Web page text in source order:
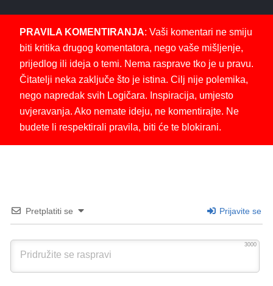
PRAVILA KOMENTIRANJA: Vaši komentari ne smiju
biti kritika drugog komentatora, nego vaše mišljenje,
prijedlog ili ideja o temi. Nema rasprave tko je u pravu.
Čitatelji neka zaključe što je istina. Cilj nije polemika,
nego napredak svih Logičara. Inspiracija, umjesto
uvjeravanja. Ako nemate ideju, ne komentirajte. Ne
budete li respektirali pravila, biti će te blokirani.
Pretplatiti se Prijavite se
3000